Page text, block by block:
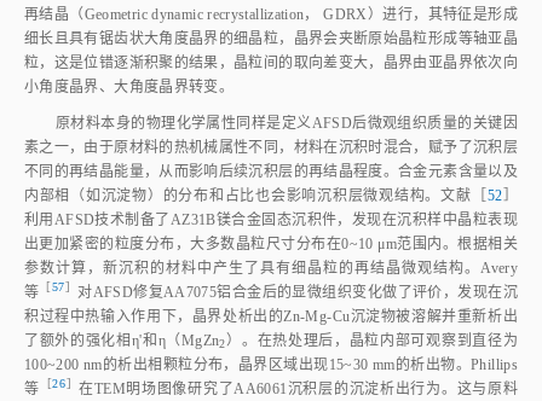
再结晶（Geometric dynamic recrystallization， GDRX）进行，其特征是形成
细长且具有锯齿状大角度晶界的细晶粒，晶界会夹断原始晶粒形成等轴亚晶
粒，这是位错逐渐积聚的结果，晶粒间的取向差变大，晶界由亚晶界依次向
小角度晶界、大角度晶界转变。
原材料本身的物理化学属性同样是定义AFSD后微观组织质量的关键因
素之一，由于原材料的热机械属性不同，材料在沉积时混合，赋予了沉积层
不同的再结晶能量，从而影响后续沉积层的再结晶程度。合金元素含量以及
内部相（如沉淀物）的分布和占比也会影响沉积层微观结构。文献［ 52
利用AFSD技术制备了AZ31B镁合金固态沉积件，发现在沉积样中晶粒表现
出更加紧密的粒度分布，大多数晶粒尺寸分布在0~10 μm范围内。根据相关
参数计算，新沉积的材料中产生了具有细晶粒的再结晶微观结构。Avery
等 ［57］ 对AFSD修复AA7075铝合金后的显微组织变化做了评价，发现在沉
积过程中热输入作用下，晶界处析出的Zn‑Mg‑Cu沉淀物被溶解并重新析出
了额外的强化相η'和η（MgZn2）。在热处理后，晶粒内部可观察到直径为
100~200 nm的析出相颗粒分布，晶界区域出现15~30 mm的析出物。Phillips
等 ［26］在TEM明场图像研究了AA6061沉积层的沉淀析出行为。这与原料